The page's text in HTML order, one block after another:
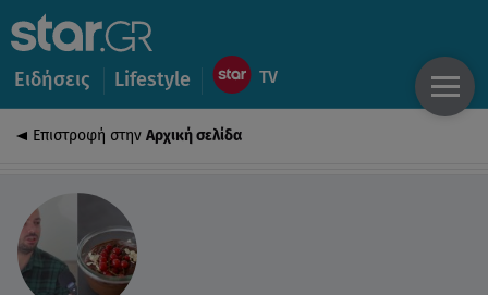
Ειδήσεις Lifestyle
Επιστροφή στην Αρχική σελίδα